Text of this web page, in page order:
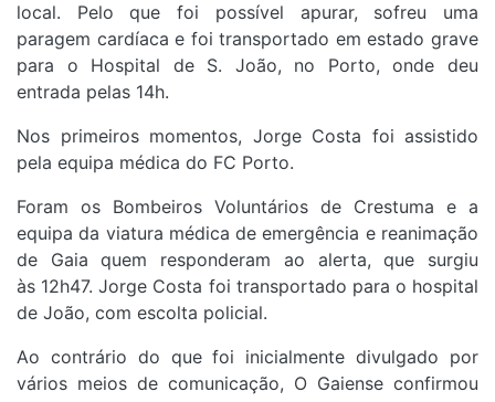
local. Pelo que foi possível apurar, sofreu uma
paragem cardíaca e foi transportado em estado grave
para o Hospital de S. João, no Porto, onde deu
entrada pelas 14h.
Nos primeiros momentos, Jorge Costa foi assistido
pela equipa médica do FC Porto.
Foram os Bombeiros Voluntários de Crestuma e a
equipa da viatura médica de emergência e reanimação
de Gaia quem responderam ao alerta, que surgiu
às 12h47. Jorge Costa foi transportado para o hospital
de João, com escolta policial.
Ao contrário do que foi inicialmente divulgado por
vários meios de comunicação, O Gaiense confirmou